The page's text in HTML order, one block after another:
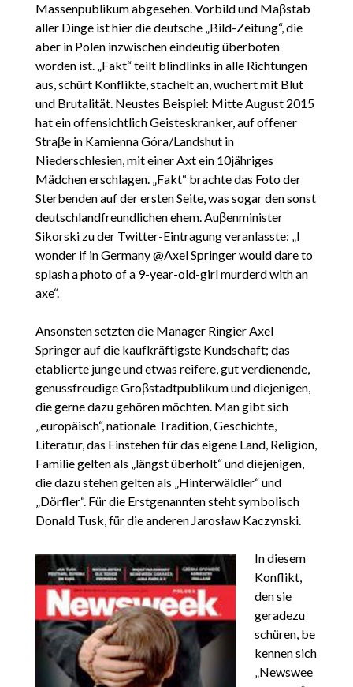
Massenpublikum abgesehen. Vorbild und Maβstab
aller Dinge ist hier die deutsche „Bild-Zeitung“, die
aber in Polen inzwischen eindeutig überboten
worden ist. „Fakt“ teilt blindlinks in alle Richtungen
aus, schürt Konflikte, stachelt an, wuchert mit Blut
und Brutalität. Neustes Beispiel: Mitte August 2015
hat ein offensichtlich Geisteskranker, auf offener
Straβe in Kamienna Góra/Landshut in
Niederschlesien, mit einer Axt ein 10jähriges
Mädchen erschlagen. „Fakt“ brachte das Foto der
Sterbenden auf der ersten Seite, was sogar den sonst
deutschlandfreundlichen ehem. Auβenminister
Sikorski zu der Twitter-Eintragung veranlasste: „I
wonder if in Germany @Axel Springer would dare to
splash a photo of a 9-year-old-girl murderd with an
axe“.
Ansonsten setzten die Manager Ringier Axel
Springer auf die kaufkräftigste Kundschaft; das
etablierte junge und etwas reifere, gut verdienende,
genussfreudige Groβstadtpublikum und diejenigen,
die gerne dazu gehören möchten. Man gibt sich
„europäisch“, nationale Tradition, Geschichte,
Literatur, das Einstehen für das eigene Land, Religion,
Familie gelten als „längst überholt“ und diejenigen,
die dazu stehen gelten als „Hinterwäldler“ und
„Dörfler“. Für die Erstgenannten steht symbolisch
Donald Tusk, für die anderen Jarosław Kaczynski.
In diesem
Konflikt,
den sie
geradezu
schüren, be
kennen sich
„Newswee